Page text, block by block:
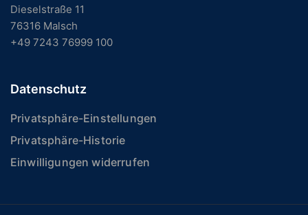
Dieselstraße 11
76316 Malsch
+49 7243 76999 100
Datenschutz
Privatsphäre-Einstellungen
Privatsphäre-Historie
Einwilligungen widerrufen